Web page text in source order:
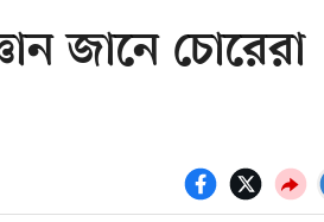
জানে চোরেরা